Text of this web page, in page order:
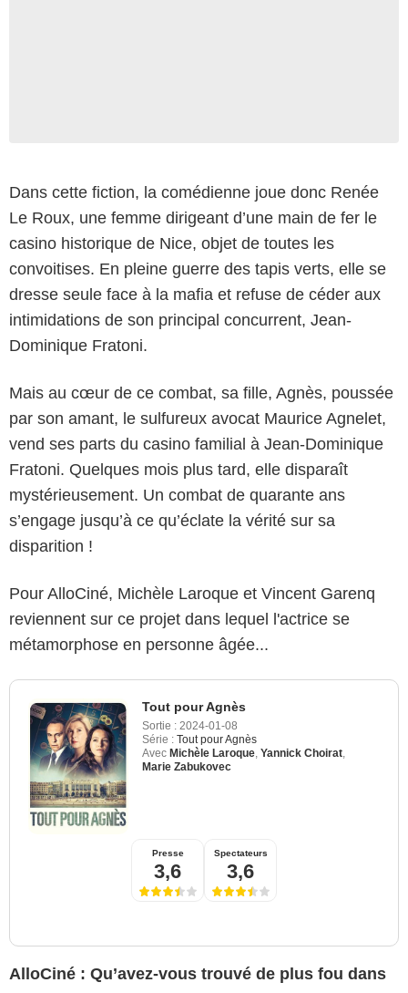
Dans cette fiction, la comédienne joue donc Renée
Le Roux, une femme dirigeant d’une main de fer le
casino historique de Nice, objet de toutes les
convoitises. En pleine guerre des tapis verts, elle se
dresse seule face à la mafia et refuse de céder aux
intimidations de son principal concurrent, Jean-
Dominique Fratoni.
Mais au cœur de ce combat, sa fille, Agnès, poussée
par son amant, le sulfureux avocat Maurice Agnelet,
vend ses parts du casino familial à Jean-Dominique
Fratoni. Quelques mois plus tard, elle disparaît
mystérieusement. Un combat de quarante ans
s’engage jusqu’à ce qu’éclate la vérité sur sa
disparition !
Pour AlloCiné, Michèle Laroque et Vincent Garenq
reviennent sur ce projet dans lequel l'actrice se
métamorphose en personne âgée...
Tout pour Agnès
Sortie : 2024-01-08
Série : Tout pour Agnès
Avec Michèle Laroque Yannick Choirat
Marie Zabukovec
Presse
3,6
Spectateurs
3,6
AlloCiné : Qu’avez-vous trouvé de plus fou dans